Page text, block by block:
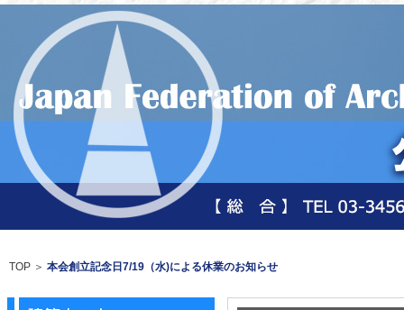
TOP ＞ 本会創立記念日7/19（水)による休業のお知らせ